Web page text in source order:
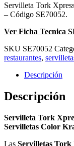
Servilleta Tork
– Código SE70052.
Ver Ficha Tecnica
SKU SE70052
restaurantes,
Descripción
Descripción
Servilleta Tork
Servilletas Color
Las Servilletas Tork